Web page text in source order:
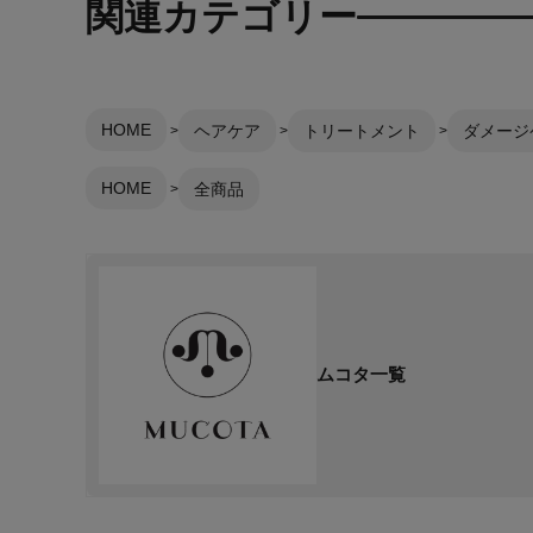
関連カテゴリー
HOME ヘアケア トリートメント ダメー
HOME 全商品
ムコタ一覧